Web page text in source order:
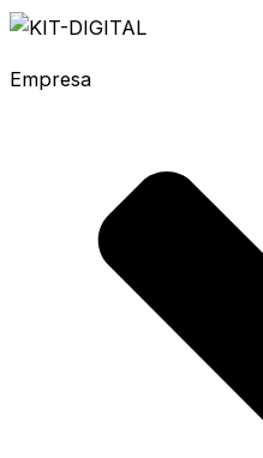
Empresa